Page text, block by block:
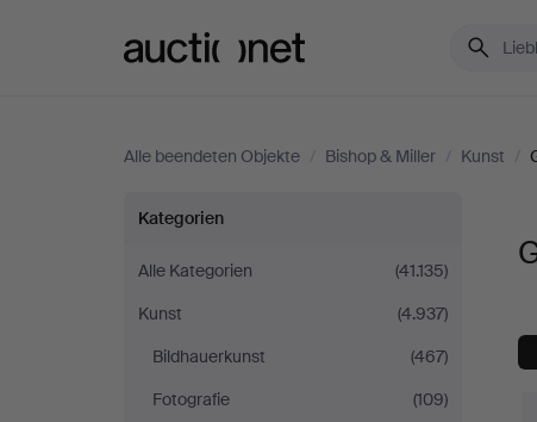
Alle beendeten Objekte / Bishop & Miller / Kunst /
Grafiken
bei
Bishop
Kategorien
Alle Kategorien
(41.135)
Kunst
(4.937)
Bildhauerkunst
(467)
Fotografie
(109)